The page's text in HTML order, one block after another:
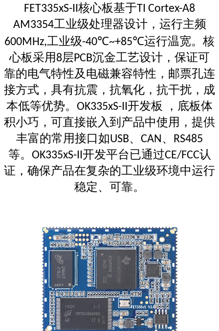
FET335xS-II核心板基于 TI Cortex-A8
AM3354工业级处理器设计，运行主频
600MHz,工业级-40℃~+85℃运行温宽。核
心板采用 8层PCB沉金工艺设计，保证可
靠的电气特性及电磁兼容特性，邮票孔连
接方式，具有抗震，抗氧化，抗干扰，成
本低等优势。 OK335xS-II开发板 ，底板体
积小巧，可直接嵌入到产品中使用，提供
丰富的常用接口如USB、 CAN、 RS485
等。 OK335xS-II开发平台已通过CE/FCC认
证，确保产品在复杂的工业级环境中运行
稳定、可靠。